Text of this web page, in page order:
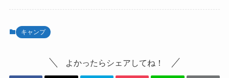
キャンプ
よかったらシェアしてね！